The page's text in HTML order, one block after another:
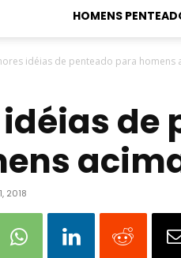
HOMENS
idéias de penteado para homens
de
2018